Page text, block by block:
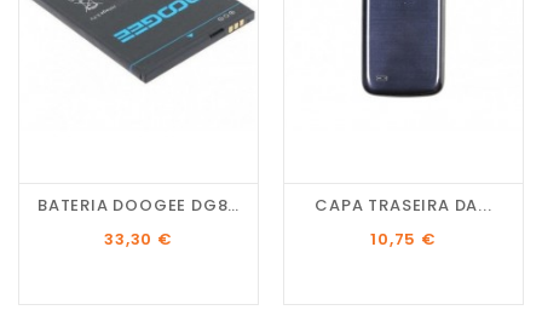
BATERIA DOOGEE DG800...
Preço
33,30 €
CAPA TRASEIRA DA...
Preço
10,75 €